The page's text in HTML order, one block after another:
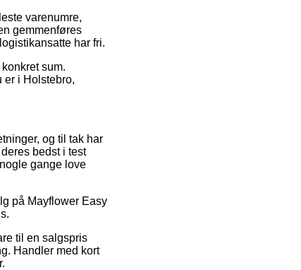
varenumre,
gemmenføres
har fri.
sum.
er i Holstebro,
og til tak har
bedst i test
gange love
på Mayflower Easy
til en salgspris
Handler med kort